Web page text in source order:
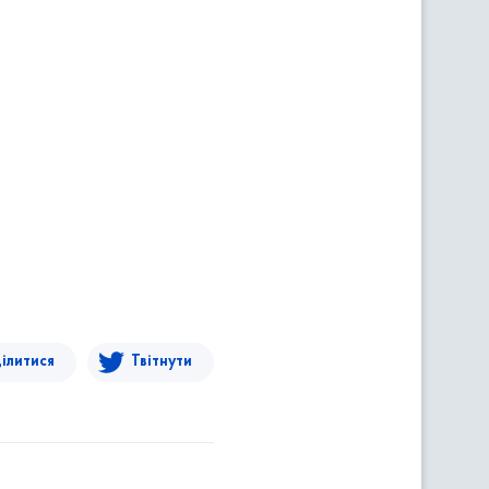
Твітнути